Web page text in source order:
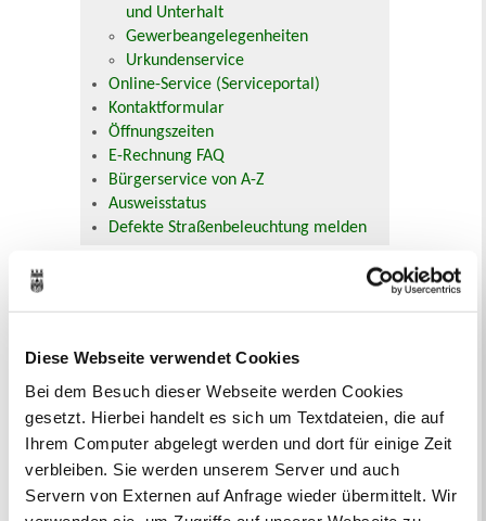
Diese Webseite verwendet Cookies
Bei dem Besuch dieser Webseite werden Cookies
gesetzt. Hierbei handelt es sich um Textdateien, die auf
Ihrem Computer abgelegt werden und dort für einige Zeit
verbleiben. Sie werden unserem Server und auch
Servern von Externen auf Anfrage wieder übermittelt. Wir
und Unterhalt
Gewerbeangelegenheiten
Urkundenservice
Online-Service (Serviceportal)
Kontaktformular
Öffnungszeiten
E-Rechnung FAQ
Bürgerservice von A-Z
Ausweisstatus
Defekte Straßenbeleuchtung melden
Mo
Di Mi Do Fr Sa
1
2
10
11 12 13 14 15
16
17
18 19 20 21 22
23
24
25 26 27 28 29
30